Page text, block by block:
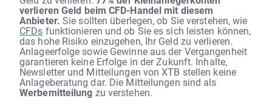
verlieren Geld beim CFD-Handel mit diesem
Anbieter. Sie sollten überlegen, ob Sie verstehen, wie
CFDs funktionieren und ob Sie es sich leisten können,
das hohe Risiko einzugehen, Ihr Geld zu verlieren.
Anlageerfolge sowie Gewinne aus der Vergangenheit
garantieren keine Erfolge in der Zukunft. Inhalte,
Newsletter und Mitteilungen von XTB stellen keine
Anlageberatung dar. Die Mitteilungen sind als
Werbemitteilung zu verstehen.